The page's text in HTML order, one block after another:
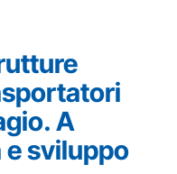
A
sviluppo